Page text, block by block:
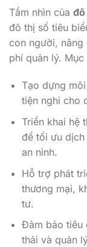
Tầm nhìn của đô
đô thị số tiêu
con người,
phí quản lý.
Tạo dựng
tiện nghi cho
Triển khai hệ
để tối ưu
an ninh.
Hỗ trợ phát
thương mại,
tư.
Đảm bảo tiêu
thải và quản